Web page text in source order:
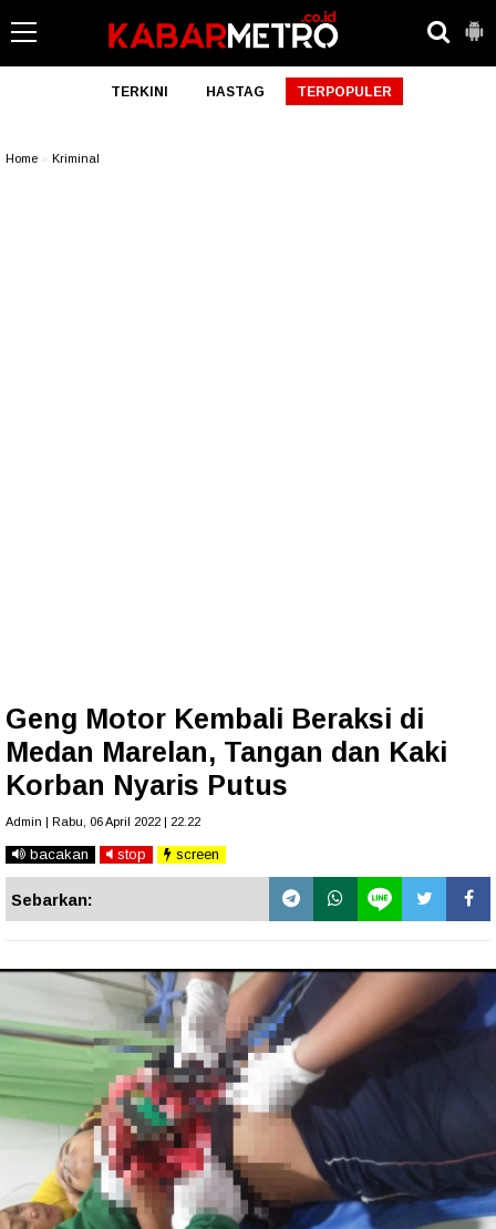
TERKINI HASTAG TERPOPULER
Home Kriminal
Geng Motor Kembali Beraksi di
Medan Marelan, Tangan dan Kaki
Korban Nyaris Putus
Admin | Rabu, 06 April 2022 | 22.22
bacakan stop screen
Sebarkan: